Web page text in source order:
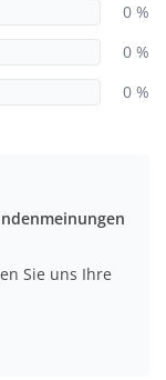
0 %
0 %
0 %
Sie uns Ihre